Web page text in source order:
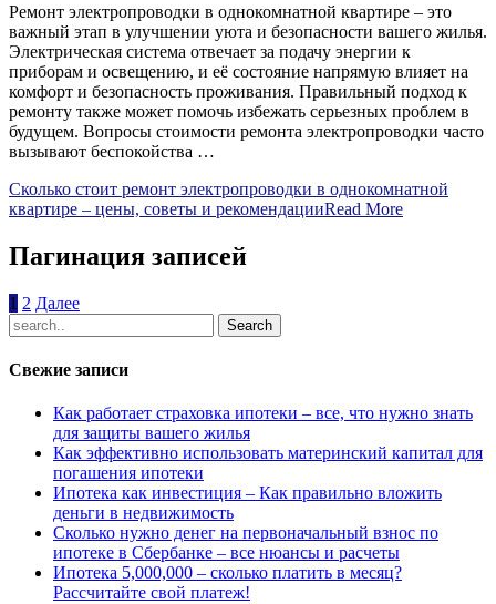
Ремонт электропроводки в однокомнатной квартире – это
важный этап в улучшении уюта и безопасности вашего жилья.
Электрическая система отвечает за подачу энергии к
приборам и освещению, и её состояние напрямую влияет на
комфорт и безопасность проживания. Правильный подход к
ремонту также может помочь избежать серьезных проблем в
будущем. Вопросы стоимости ремонта электропроводки часто
вызывают беспокойства …
Сколько стоит ремонт электропроводки в однокомнатной
квартире – цены, советы и рекомендацииRead More
Пагинация записей
1 2 Далее
Свежие записи
Как работает страховка ипотеки – все, что нужно знать
для защиты вашего жилья
Как эффективно использовать материнский капитал для
погашения ипотеки
Ипотека как инвестиция – Как правильно вложить
деньги в недвижимость
Сколько нужно денег на первоначальный взнос по
ипотеке в Сбербанке – все нюансы и расчеты
Ипотека 5,000,000 – сколько платить в месяц?
Рассчитайте свой платеж!